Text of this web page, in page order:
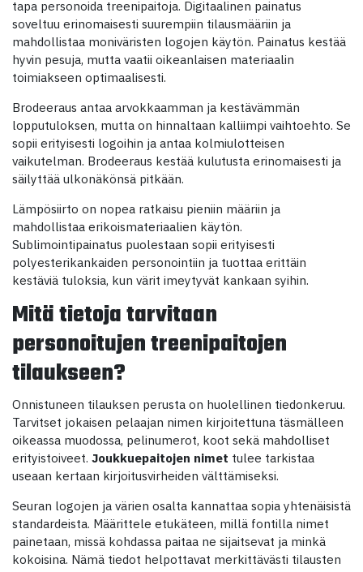
tapa personoida treenipaitoja. Digitaalinen painatus
soveltuu erinomaisesti suurempiin tilausmääriin ja
mahdollistaa moniväristen logojen käytön. Painatus kestää
hyvin pesuja, mutta vaatii oikeanlaisen materiaalin
toimiakseen optimaalisesti.
Brodeeraus antaa arvokkaamman ja kestävämmän
lopputuloksen, mutta on hinnaltaan kalliimpi vaihtoehto. Se
sopii erityisesti logoihin ja antaa kolmiulotteisen
vaikutelman. Brodeeraus kestää kulutusta erinomaisesti ja
säilyttää ulkonäkönsä pitkään.
Lämpösiirto on nopea ratkaisu pieniin määriin ja
mahdollistaa erikoismateriaalien käytön.
Sublimointipainatus puolestaan sopii erityisesti
polyesterikankaiden personointiin ja tuottaa erittäin
kestäviä tuloksia, kun värit imeytyvät kankaan syihin.
Mitä tietoja tarvitaan
personoitujen treenipaitojen
tilaukseen?
Onnistuneen tilauksen perusta on huolellinen tiedonkeruu.
Tarvitset jokaisen pelaajan nimen kirjoitettuna täsmälleen
oikeassa muodossa, pelinumerot, koot sekä mahdolliset
erityistoiveet. Joukkuepaitojen nimet tulee tarkistaa
useaan kertaan kirjoitusvirheiden välttämiseksi.
Seuran logojen ja värien osalta kannattaa sopia yhtenäisistä
standardeista. Määrittele etukäteen, millä fontilla nimet
painetaan, missä kohdassa paitaa ne sijaitsevat ja minkä
kokoisina. Nämä tiedot helpottavat merkittävästi tilausten